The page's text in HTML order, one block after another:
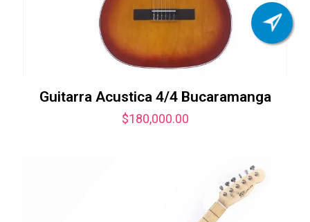
Guitarra Acustica 4/4 Bucaramanga
$180,000.00